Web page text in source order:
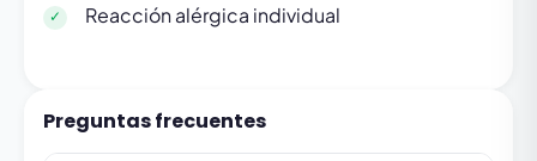
Reacción alérgica individual
Preguntas frecuentes